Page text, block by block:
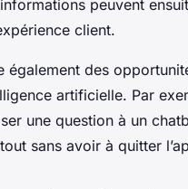
peuvent
client.
des
artificielle. Par
une question à un
sans avoir à quitter